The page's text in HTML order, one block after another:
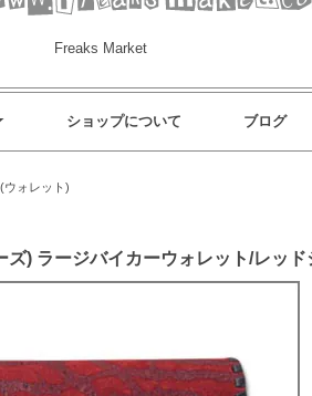
Freaks Market
ショップについて ブログ
ウォレット)
) ラージバイカーウォレット/レッド